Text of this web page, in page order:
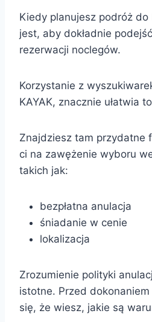
Kiedy planujesz podróż do
jest, aby dokładnie
rezerwacji noclegów.
Korzystanie z
KAYAK, znacznie ułatwia
Znajdziesz tam przydatne
ci na zawężenie wyboru
takich jak:
bezpłatna anulacja
śniadanie w cenie
lokalizacja
Zrozumienie polityki
istotne. Przed
się, że wiesz, jakie są